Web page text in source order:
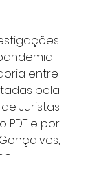
entre
pela
Juristas
PDT e por